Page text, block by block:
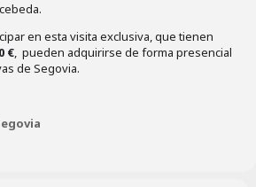
en esta visita exclusiva, que tienen
€, pueden adquirirse de forma presencial
de Segovia.